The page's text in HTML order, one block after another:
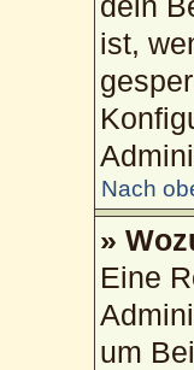
ist,
Nach
»
Eine
um